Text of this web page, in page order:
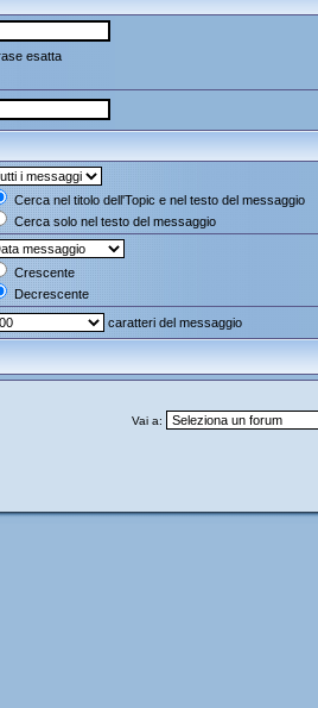
esatta
Cerca nel titolo dell'Topic e nel testo del messaggio
Cerca solo nel testo del messaggio
Crescente
Decrescente
caratteri del messaggio
Vai a: